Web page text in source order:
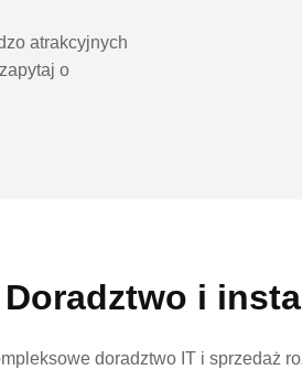
atrakcyjnych
o
Doradztwo i
doradztwo IT i sprzedaż